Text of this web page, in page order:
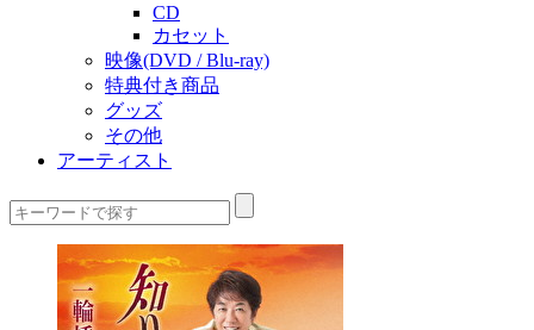
CD
カセット
映像(DVD / Blu-ray)
特典付き商品
グッズ
その他
アーティスト